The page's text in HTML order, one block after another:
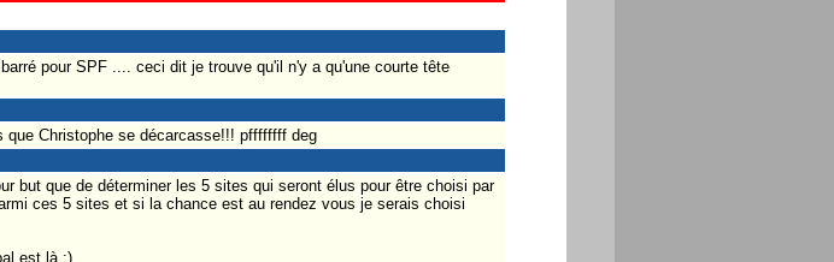
pour SPF .... ceci dit je trouve qu'il n'y a qu'une courte tête
Christophe se décarcasse!!! pffffffff deg
but que de déterminer les 5 sites qui seront élus pour être choisi par
ces 5 sites et si la chance est au rendez vous je serais choisi
est là :)